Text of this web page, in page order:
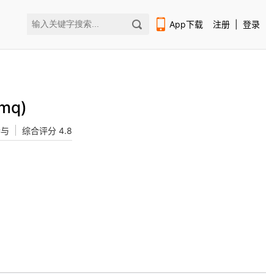
App下载 注册 登录
综合评分 4.8